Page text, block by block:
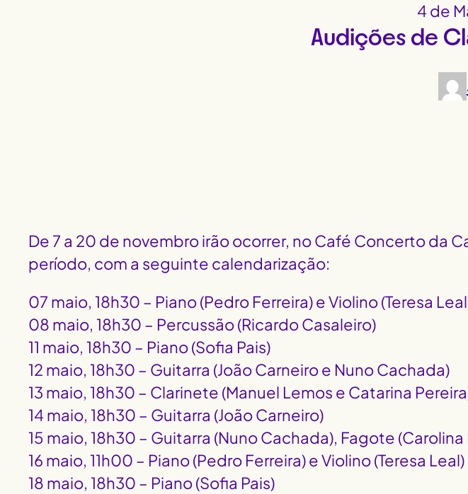
4 de
Audições de
De 7 a 20 de novembro irão ocorrer, no Café Concerto da
período, com a seguinte calendarização:
07 maio, 18h30 – Piano (Pedro Ferreira) e Violino (Teresa
08 maio, 18h30 – Percussão (Ricardo Casaleiro)
11 maio, 18h30 – Piano (Sofia Pais)
12 maio, 18h30 – Guitarra (João Carneiro e Nuno Cachada)
13 maio, 18h30 – Clarinete (Manuel Lemos e Catarina
14 maio, 18h30 – Guitarra (João Carneiro)
15 maio, 18h30 – Guitarra (Nuno Cachada), Fagote
16 maio, 11h00 – Piano (Pedro Ferreira) e Violino (Teresa Leal)
18 maio, 18h30 – Piano (Sofia Pais)